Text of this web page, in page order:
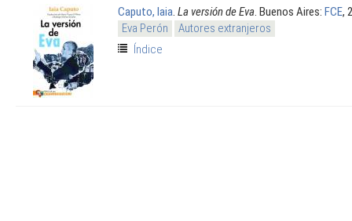
Caputo, Iaia La versión de Eva . Buenos Aires: FCE,
Eva Perón
Autores extranjeros
Índice